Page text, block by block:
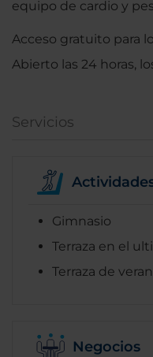
equipo de cardio y
Acceso gratuito para
Abierto las 24 horas,
Servicios
Gimnasio
Terraza en el
Terraza de
Negocios